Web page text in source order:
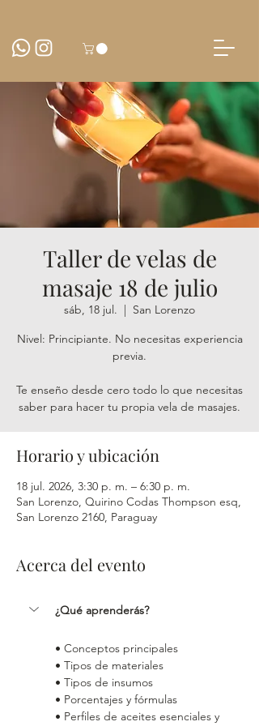
Taller de velas de
masaje 18 de julio
sáb, 18 jul.
  |
San Lorenzo
Nivel: Principiante. No necesitas experiencia
previa.
Te enseño desde cero todo lo que necesitas
saber para hacer tu propia vela de masajes.
Horario y ubicación
18 jul. 2026, 3:30 p. m. – 6:30 p. m.
San Lorenzo, Quirino Codas Thompson esq,
San Lorenzo 2160, Paraguay
Acerca del evento
¿Qué aprenderás?
• Conceptos principales
• Tipos de materiales
• Tipos de insumos
• Porcentajes y fórmulas
• Perfiles de aceites esenciales y